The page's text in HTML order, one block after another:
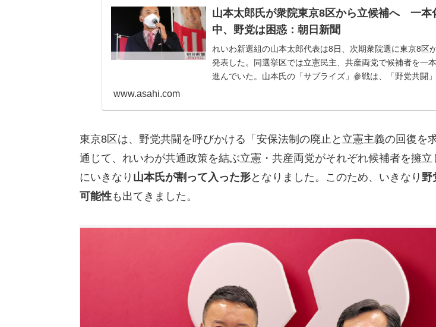
山本太郎氏が衆院東京8区から立候補へ 一本
中、野党は困惑：朝日新聞
れいわ新選組の山本太郎代表は8日、次期衆院選に東京8区
発表した。同選挙区では立憲民主、共産両党で候補者を一
進んでいた。山本氏の「サプライズ」参戦は、「野党共闘
www.asahi.com
東京8区は、野党共闘を呼びかける「安保法制の廃止と立憲主義の回復を
通じて、れいわが共通政策を結ぶ立憲・共産両党がそれぞれ候補者を擁立
にいきなり 山本氏が割って入った形となりました。このため、いきなり 野
可能性も出てきました。